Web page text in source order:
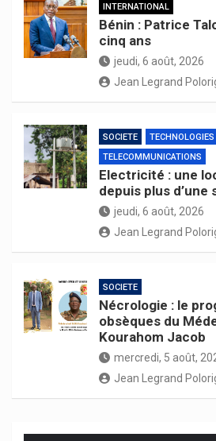
INTERNATIONAL
Bénin : Patrice
cinq ans
jeudi, 6 août, 2026
Jean Legrand
SOCIETE
TECHNOLOGIES
TELECOMMUNICATIONS
Electricité : une
depuis plus d’une
jeudi, 6 août, 2026
Jean Legrand
SOCIETE
Nécrologie : le
obsèques du
Kourahom Jacob
mercredi, 5 août,
Jean Legrand